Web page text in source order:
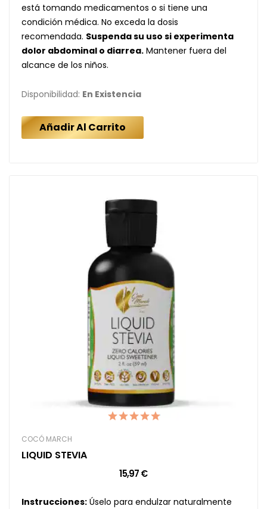
está tomando medicamentos o si tiene una
condición médica. No exceda la dosis
recomendada. Suspenda su uso si experimenta
dolor abdominal o diarrea. Mantener fuera del
alcance de los niños.
Disponibilidad: En Existencia
Añadir Al Carrito
COCÓ MARCH
LIQUID STEVIA
15,97 €
Instrucciones: Úselo para endulzar naturalmente